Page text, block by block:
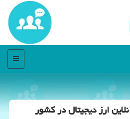
منو
ارز دیجیتال در كشور